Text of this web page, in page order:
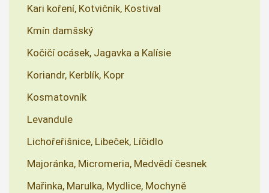
Kari koření, Kotvičník, Kostival
Kmín damšský
Kočičí ocásek, Jagavka a Kalísie
Koriandr, Kerblík, Kopr
Kosmatovník
Levandule
Lichořeřišnice, Libeček, Líčidlo
Majoránka, Micromeria, Medvědí česnek
Mařinka, Marulka, Mydlice, Mochyně